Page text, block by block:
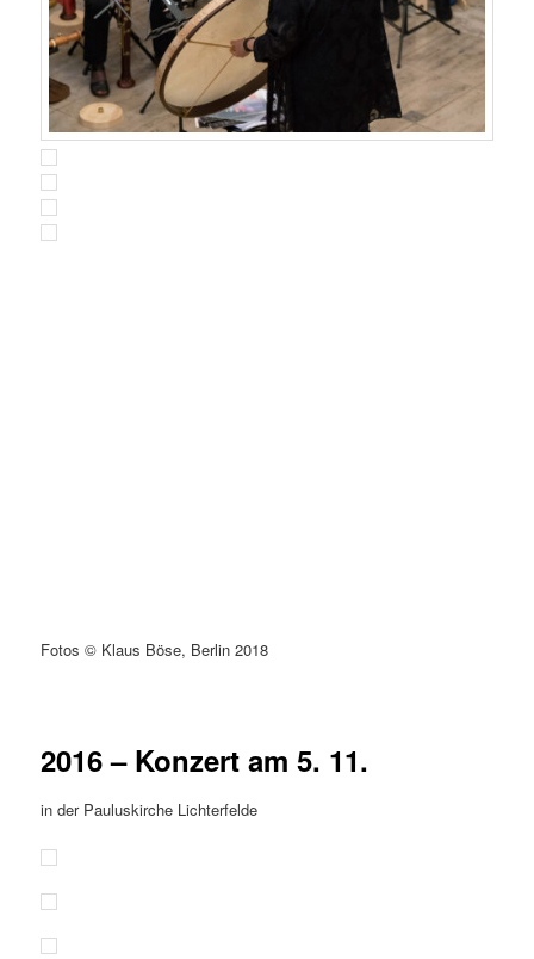
Fotos © Klaus Böse, Berlin 2018
2016 – Konzert am 5. 11.
in der Pauluskirche Lichterfelde